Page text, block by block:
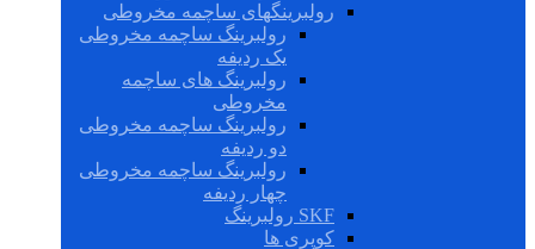
رولبرینگهای ساچمه مخروطی
رولبرینگ ساچمه مخروطی
یک ردیفه
رولبرینگ های ساچمه
مخروطی
رولبرینگ ساچمه مخروطی
دو ردیفه
رولبرینگ ساچمه مخروطی
چهار ردیفه
SKF رولبرینگ
کوپری ها